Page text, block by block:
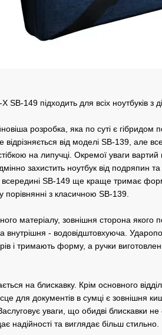
SB-149 підходить для всіх ноутбуків з
розробка, яка по суті є гібридом
від моделі SB-139, але
на липучці. Окремої уваги вартий
захистить ноутбук від подряпин
всередині SB-149 ще краще тримає
порівнянні з класичною SB-139.
матеріалу, зовнішня сторона якого
внутрішня - водовідштовхуюча.
і тримають форму, а ручки
на блискавку. Крім основного
для документів в сумці є зовнішня
уваги, що обидві блискавки
надійності та виглядає більш стильно.